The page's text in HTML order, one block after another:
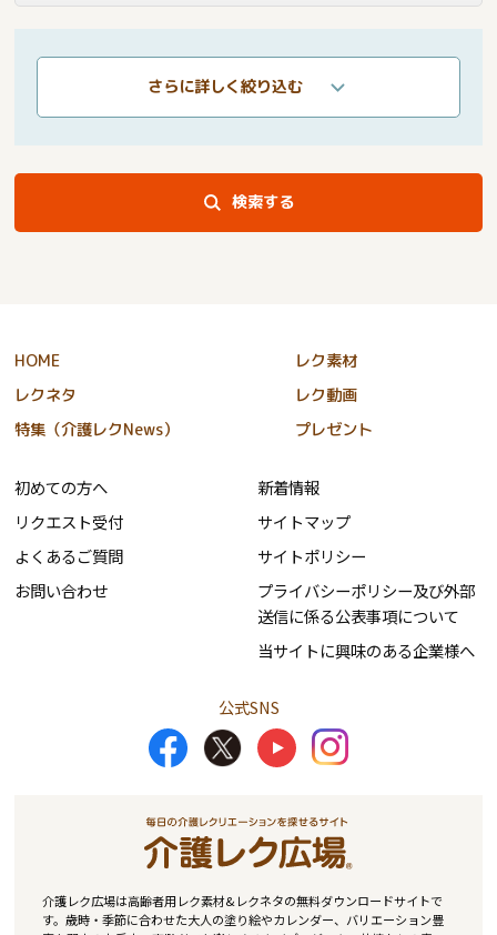
さらに詳しく絞り込む
検索する
HOME
レク素材
レクネタ
レク動画
特集（介護レクNews）
プレゼント
初めての方へ
リクエスト受付
よくあるご質問
お問い合わせ
新着情報
サイトマップ
サイトポリシー
プライバシーポリシー及び外部
送信に係る公表事項について
当サイトに興味のある企業様へ
公式SNS
介護レク広場は高齢者用レク素材&レクネタの無料ダウンロードサイトで
す。歳時・季節に合わせた大人の塗り絵やカレンダー、バリエーション豊